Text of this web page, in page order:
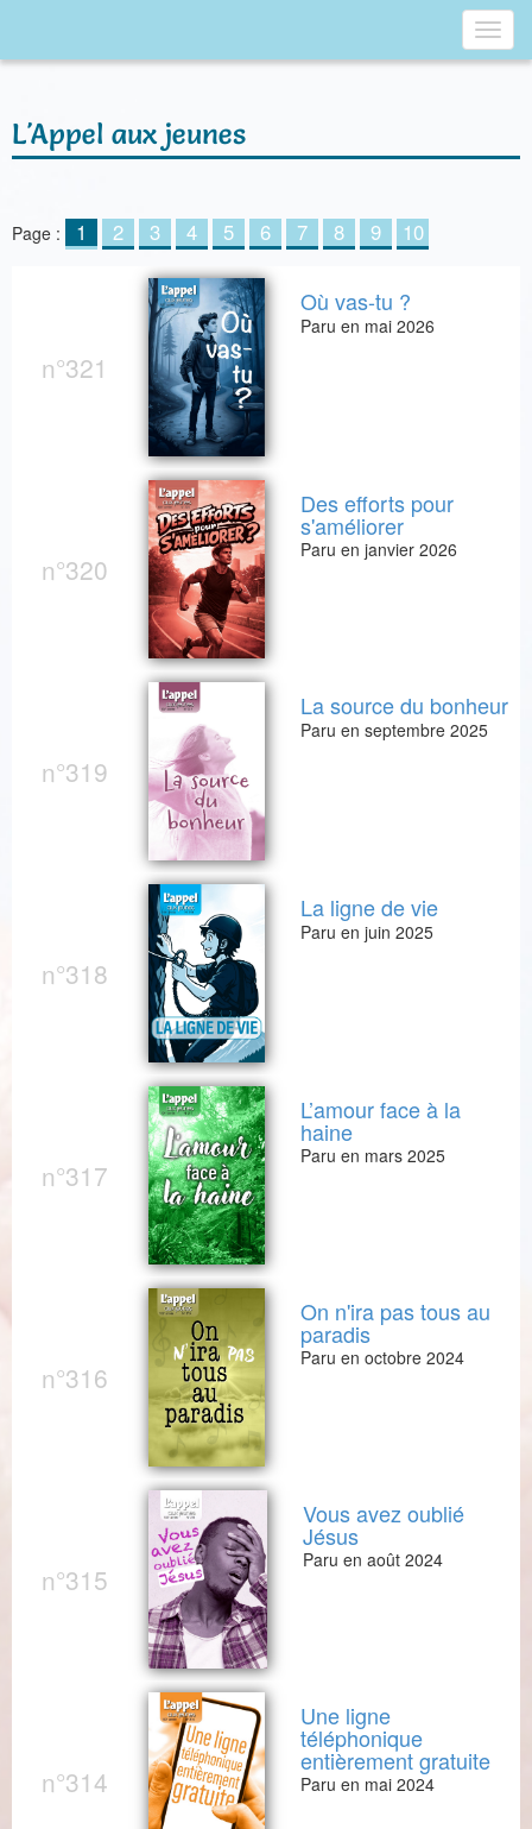
L'Appel aux jeunes
Page : 1 2 3 4 5 6 7 8 9 10
n°321
Où vas-tu ?
Paru en mai 2026
n°320
Des efforts pour
s'améliorer
Paru en janvier 2026
n°319
La source du bonheur
Paru en septembre 2025
n°318
La ligne de vie
Paru en juin 2025
n°317
L’amour face à la
haine
Paru en mars 2025
n°316
On n'ira pas tous au
paradis
Paru en octobre 2024
n°315
Vous avez oublié
Jésus
Paru en août 2024
n°314
Une ligne
téléphonique
entièrement gratuite
Paru en mai 2024